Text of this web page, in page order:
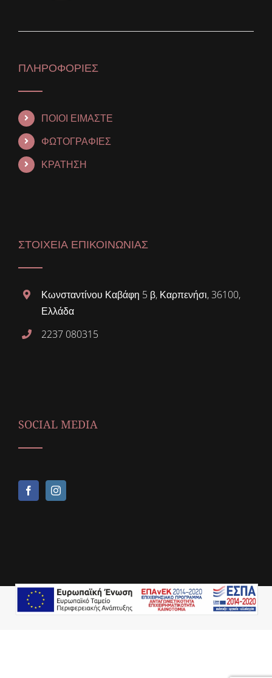
ΠΛΗΡΟΦΟΡΙΕΣ
ΠΟΙΟΙ ΕΙΜΑΣΤΕ
ΦΩΤΟΓΡΑΦΙΕΣ
ΚΡΑΤΗΣΗ
ΣΤΟΙΧΕΙΑ ΕΠΙΚΟΙΝΩΝΙΑΣ
Κωνσταντίνου Καβάφη 5 β, Καρπενήσι, 36100,
Ελλάδα
2237 080315
SOCIAL MEDIA
Copyright © 2018, Icop Web Services